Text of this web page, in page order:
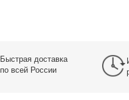
Быстрая доставка
по всей России